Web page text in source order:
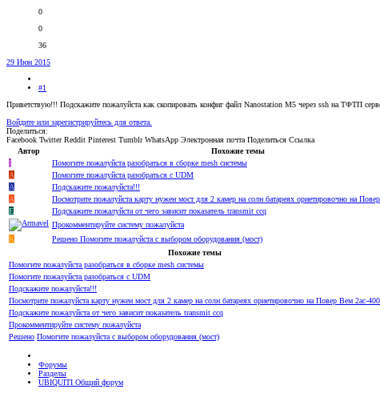
0
0
36
29 Июн 2015
#1
Приветствую!!! Подскажите пожалуйста как скопировать конфиг файл Nanostation M5 через ssh на ТФТП
Войдите или зарегистрируйтесь для ответа.
Поделиться:
Facebook Twitter Reddit Pinterest Tumblr WhatsApp Электронная почта Поделиться Ссылка
Автор
Похожие темы
I
Помогите пожалуйста разобраться в сборке mesh системы
A
Помогите пожалуйста разобраться с UDM
A
Подскажите пожалуйста!!!
А
Посмотрите пожалуйста карту нужен мост для 2 камер на солн батареях ориетировочно на
E
Подскажите пожалуйста от чего зависит показатель transmit ccq
Прокомментируйте систему пожалуйста
K
Решено Помогите пожалуйста с выбором оборудования (мост)
Похожие темы
Помогите пожалуйста разобраться в сборке mesh системы
Помогите пожалуйста разобраться с UDM
Подскажите пожалуйста!!!
Посмотрите пожалуйста карту нужен мост для 2 камер на солн батареях ориетировочно на Повер Вем 2ас-400
Подскажите пожалуйста от чего зависит показатель transmit ccq
Прокомментируйте систему пожалуйста
Решено Помогите пожалуйста с выбором оборудования (мост)
Форумы
Разделы
UBIQUITI Общий форум